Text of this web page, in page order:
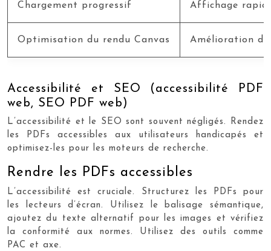
Chargement progressif Affichage
Optimisation du rendu Canvas Amélioration
Accessibilité et SEO (accessibilité PDF
web, SEO PDF web)
L’accessibilité et le SEO sont souvent négligés. Rendez
les PDFs accessibles aux utilisateurs handicapés et
optimisez-les pour les moteurs de recherche.
Rendre les PDFs accessibles
L’accessibilité est cruciale. Structurez les PDFs pour
les lecteurs d’écran. Utilisez le balisage sémantique,
ajoutez du texte alternatif pour les images et vérifiez
la conformité aux normes. Utilisez des outils comme
PAC et axe.